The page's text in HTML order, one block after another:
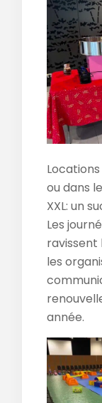
ou dans
XXL: un
Les
ravissent
les
année.